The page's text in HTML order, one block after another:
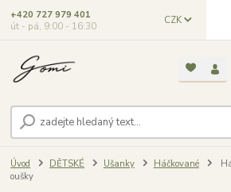
CZK
+420 727 979 401
út - pá, 9:00 - 16:30
Úvod DĚTSKÉ Ušanky Háčkované
oušky